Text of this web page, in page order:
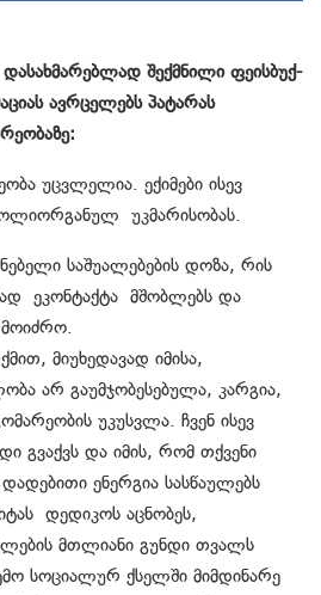
შექმნილი ფეისბუქ-
ავრცელებს პატარას
უცვლელია. ექიმები ისევ
უკმარისობას.
საშუალებების დოზა, რის
ეკონტაქტა მშობლებს და
მიუხედავად იმისა,
არ გაუმჯობესებულა, კარგია,
უკუსვლა. ჩვენ ისევ
გვაქვს და იმის, რომ თქვენი
ენერგია სასწაულებს
დედიკოს აცნობეს,
მთლიანი გუნდი თვალს
სოციალურ ქსელში მიმდინარე